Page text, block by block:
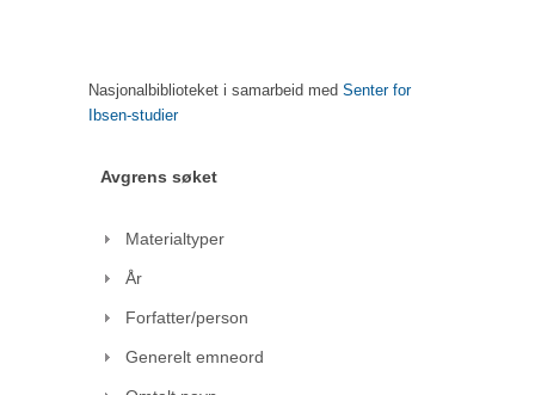
Nasjonalbiblioteket i samarbeid med Senter for
Ibsen-studier
Avgrens søket
Materialtyper
År
Forfatter/person
Generelt emneord